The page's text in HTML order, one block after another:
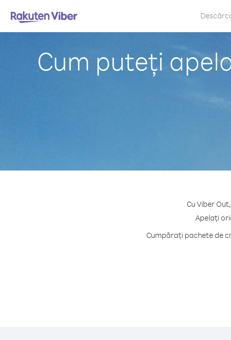
Cum puteți
Cu Viber
Apelați
Cumpărați pachete de